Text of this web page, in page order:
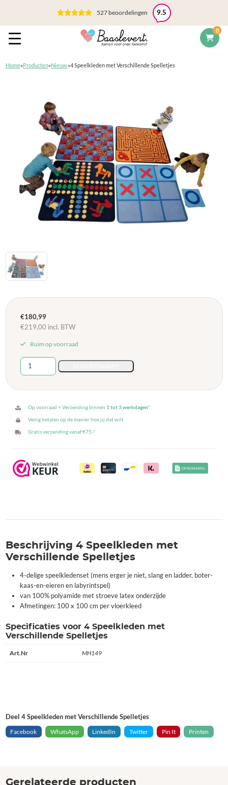
0
527 beoordelingen 9.5
Home»Producten»Nieuw.»4 Speelkleden met Verschillende Spelletjes
€180,99
€219,00 incl. BTW
Ruim op voorraad
4
Speelkleden
Verschillende
aantal
Op voorraad = Verzending binnen 1 tot 3 werkdagen*
Veilig betalen op de manier hoe jij dat wilt
Gratis verzending vanaf €75,-*
Beschrijving 4 Speelkleden met
Verschillende Spelletjes
4-delige speelkledenset (mens erger je niet, slang en ladder, boter-
kaas-en-eieren en labyrintspel)
van 100% polyamide met stroeve latex onderzijde
Afmetingen: 100 x 100 cm per vloerkleed
Specificaties voor 4 Speelkleden met
Verschillende Spelletjes
Art.Nr MH149
Deel 4 Speelkleden met Verschillende Spelletjes
Facebook
WhatsApp LinkedIn Twitter Pin It Printen
Gerelateerde producten